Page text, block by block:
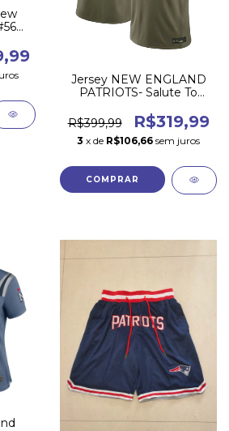
Jersey NEW ENGLAND
PATRIOTS- Salute To
R$399,99
R$319,99
3 x de R$106,66 sem juros
COMPRAR